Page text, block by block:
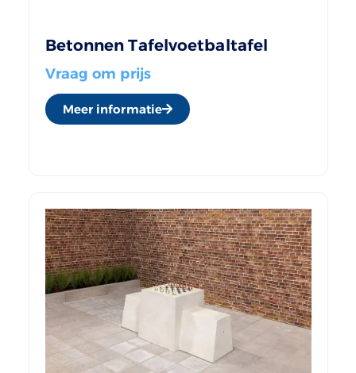
Betonnen Tafelvoetbaltafel
Vraag om prijs
Meer informatie